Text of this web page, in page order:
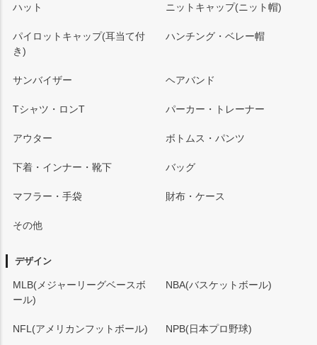
ハット ニットキャップ(ニット帽)
パイロットキャップ(耳当て付
き)
ハンチング・ベレー帽
サンバイザー ヘアバンド
Tシャツ・ロンT パーカー・トレーナー
アウター ボトムス・パンツ
下着・インナー・靴下 バッグ
マフラー・手袋 財布・ケース
その他
デザイン
MLB(メジャーリーグベースボ
ール)
NBA(バスケットボール)
NFL(アメリカンフットボール) NPB(日本プロ野球)